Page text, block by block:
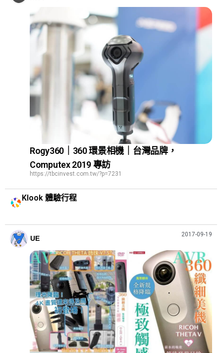
Rogy360｜360 環景相機｜台灣品牌，
Computex 2019 專訪
https://tbcinvest.com.tw/?p=7231
Klook 體驗行程
UE
2017-09-19